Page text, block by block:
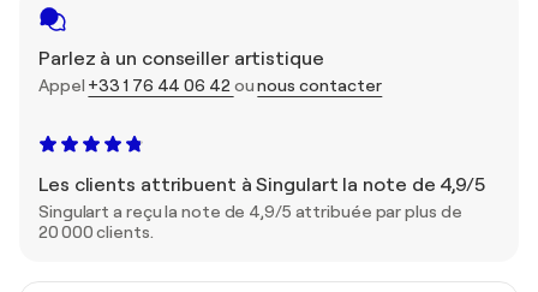
Parlez à un conseiller artistique
Appel +33 1 76 44 06 42ounous contacter
Les clients attribuent à Singulart la note de 4,9/5
Singulart a reçu la note de 4,9/5 attribuée par plus de
20 000 clients.